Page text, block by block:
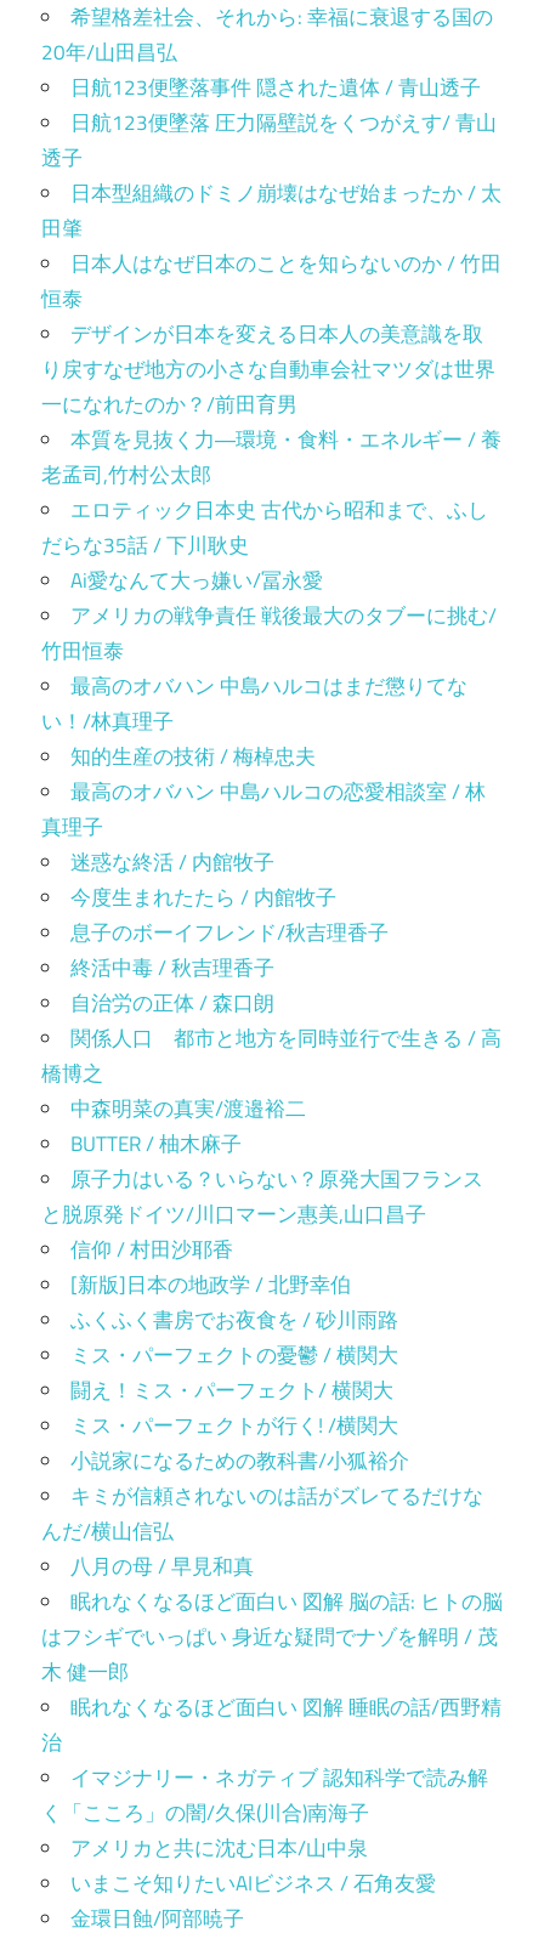
希望格差社会、それから: 幸福に衰退する国の
20年/山田昌弘
日航123便墜落事件 隠された遺体 / 青山透子
日航123便墜落 圧力隔壁説をくつがえす/ 青山
透子
日本型組織のドミノ崩壊はなぜ始まったか / 太
田肇
日本人はなぜ日本のことを知らないのか / 竹田
恒泰
デザインが日本を変える日本人の美意識を取
り戻すなぜ地方の小さな自動車会社マツダは世界
一になれたのか？/前田育男
本質を見抜く力―環境・食料・エネルギー / 養
老孟司,竹村公太郎
エロティック日本史 古代から昭和まで、ふし
だらな35話 / 下川耿史
Ai愛なんて大っ嫌い/冨永愛
アメリカの戦争責任 戦後最大のタブーに挑む/
竹田恒泰
最高のオバハン 中島ハルコはまだ懲りてな
い！/林真理子
知的生産の技術 / 梅棹忠夫
最高のオバハン 中島ハルコの恋愛相談室 / 林
真理子
迷惑な終活 / 内館牧子
今度生まれたたら / 内館牧子
息子のボーイフレンド/秋吉理香子
終活中毒 / 秋吉理香子
自治労の正体 / 森口朗
関係人口 都市と地方を同時並行で生きる / 高
橋博之
中森明菜の真実/渡邉裕二
BUTTER / 柚木麻子
原子力はいる？いらない？原発大国フランス
と脱原発ドイツ/川口マーン惠美,山口昌子
信仰 / 村田沙耶香
[新版]日本の地政学 / 北野幸伯
ふくふく書房でお夜食を / 砂川雨路
ミス・パーフェクトの憂鬱 / 横関大
闘え！ミス・パーフェクト/ 横関大
ミス・パーフェクトが行く! /横関大
小説家になるための教科書/小狐裕介
キミが信頼されないのは話がズレてるだけな
んだ/横山信弘
八月の母 / 早見和真
眠れなくなるほど面白い 図解 脳の話: ヒトの脳
はフシギでいっぱい 身近な疑問でナゾを解明 / 茂
木 健一郎
眠れなくなるほど面白い 図解 睡眠の話/西野精
治
イマジナリー・ネガティブ 認知科学で読み解
く「こころ」の闇/久保(川合)南海子
アメリカと共に沈む日本/山中泉
いまこそ知りたいAIビジネス / 石角友愛
金環日蝕/阿部暁子